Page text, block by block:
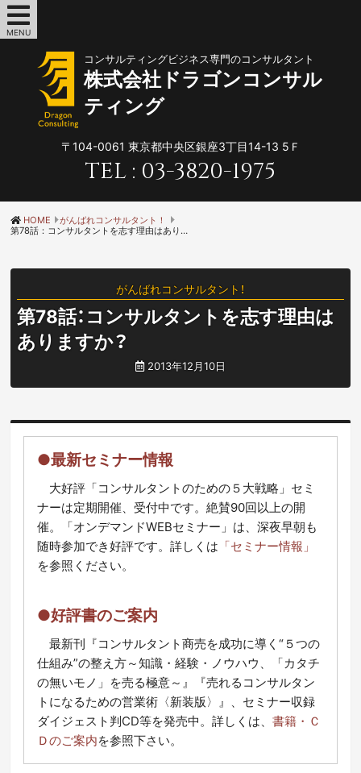
MENU
コンサルティングビジネス専門のコンサルタント
株式会社ドラゴンコンサル
ティング
〒104-0061 東京都中央区銀座3丁目14-13 5Ｆ
TEL : 03-3820-1975
HOME
がんばれコンサルタント！
第78話：コンサルタントを志す理由はありますか？
がんばれコンサルタント！
第78話：コンサルタントを志す理由は
ありますか？
2013年12月10日
●最新セミナー情報
大好評「コンサルタントのための５大戦略」セミ
ナーは定期開催、受付中です。絶賛90回以上の開
催。「オンデマンドWEBセミナー」は、深夜早朝も
随時参加でき好評です。詳しくは 「セミナー情報」
を参照ください。
●好評書のご案内
最新刊『コンサルタント商売を成功に導く“５つの
仕組み”の整え方～知識・経験・ノウハウ、「カタチ
の無いモノ」を売る極意～』『売れるコンサルタン
トになるための営業術〈新装版〉』、セミナー収録
ダイジェスト判CD等を発売中。詳しくは、書籍・Ｃ
Ｄのご案内を参照下さい。